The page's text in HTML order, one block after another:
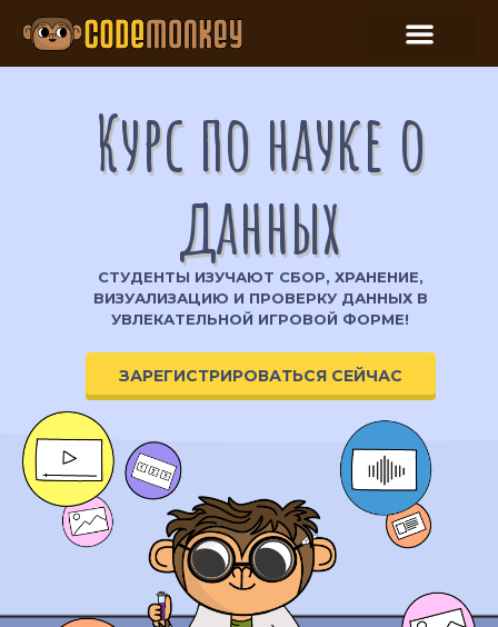
Курс по науке о
данных
СТУДЕНТЫ ИЗУЧАЮТ СБОР, ХРАНЕНИЕ,
ВИЗУАЛИЗАЦИЮ И ПРОВЕРКУ ДАННЫХ В
УВЛЕКАТЕЛЬНОЙ ИГРОВОЙ ФОРМЕ!
ЗАРЕГИСТРИРОВАТЬСЯ СЕЙЧАС